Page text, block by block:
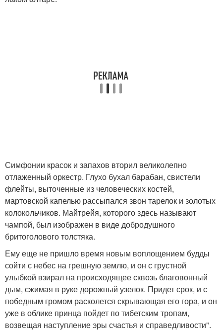
Симфонии красок и запахов вторил великолепно
отлаженный оркестр. Глухо бухал барабан, свистели
флейты, выточенные из человеческих костей,
мартовской капелью рассыпался звон тарелок и золотых
колокольчиков. Майтрейя, которого здесь называют
чампой, был изображен в виде добродушного
бритоголового толстяка.
Ему еще не пришло время новым воплощением будды
сойти с небес на грешную землю, и он с грустной
улыбкой взирал на происходящее сквозь благовонный
дым, сжимая в руке дорожный узелок. Придет срок, и с
победным громом расколется скрывающая его гора, и он
уже в облике принца пойдет по тибетским тропам,
возвещая наступление эры счастья и справедливости".